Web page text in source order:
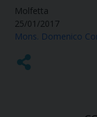
Molfetta
25/01/2017
Mons. Domenico